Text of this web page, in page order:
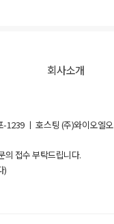
회사소개
1239 ㅣ 호스팅 (주)와이오엘오
의 접수 부탁드립니다.
)